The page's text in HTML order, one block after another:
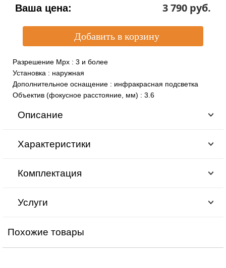
Ваша цена: 3 790 pуб.
Разрешение Mpx : 3 и более
Установка : наружная
Дополнительное оснащение : инфракрасная подсветка
Объектив (фокусное расстояние, мм) : 3.6
Описание
Характеристики
Комплектация
Услуги
Похожие товары